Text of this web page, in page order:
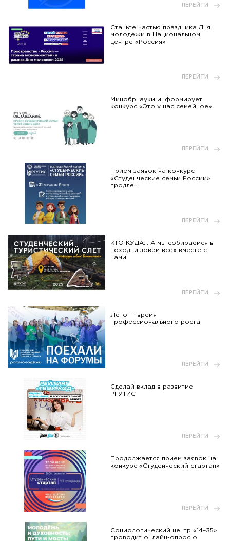
ПЕРЕЙТИ
Станьте частью праздника Дня
молодежи в Национальном
центре «Россия»
ПЕРЕЙТИ
Минобрнауки информирует:
конкурс «Это у нас семейное»
ПЕРЕЙТИ
Прием заявок на конкурс
«Студенческие семьи России»
продлен
ПЕРЕЙТИ
КТО КУДА... А мы собираемся в
поход, и зовём всех вместе с
нами!
ПЕРЕЙТИ
Лето — время
профессионального роста
ПЕРЕЙТИ
Сделай вклад в развитие
РГУТИС
ПЕРЕЙТИ
Продолжается прием заявок на
конкурс «Студенческий стартап»
ПЕРЕЙТИ
Социологический центр «14–35»
проводит онлайн-опрос о